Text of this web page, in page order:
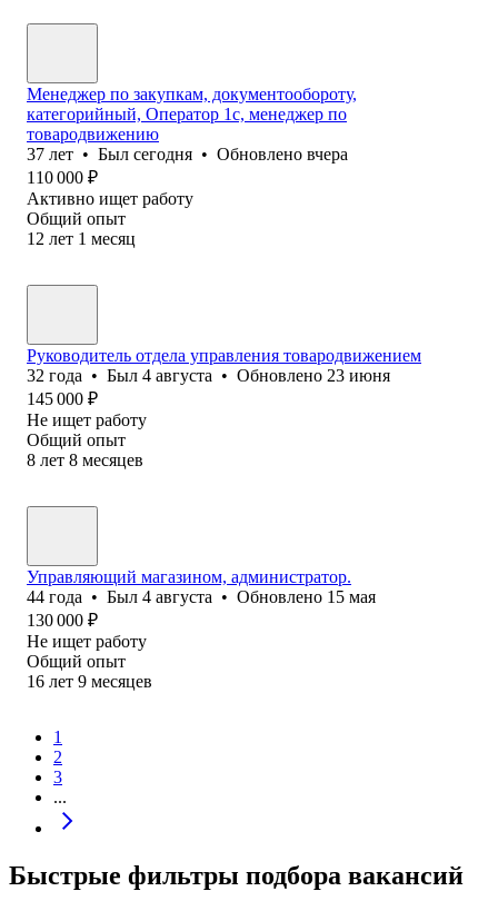
Менеджер по закупкам, документообороту,
категорийный, Оператор 1с, менеджер по
товародвижению
37 лет • Был сегодня • Обновлено вчера
110 000 ₽
Активно ищет работу
Общий опыт
12 лет 1 месяц
Руководитель отдела управления товародвижением
32 года • Был 4 августа • Обновлено 23 июня
145 000 ₽
Не ищет работу
Общий опыт
8 лет 8 месяцев
Управляющий магазином, администратор.
44 года • Был 4 августа • Обновлено 15 мая
130 000 ₽
Не ищет работу
Общий опыт
16 лет 9 месяцев
1
2
3
...
Быстрые фильтры подбора вакансий